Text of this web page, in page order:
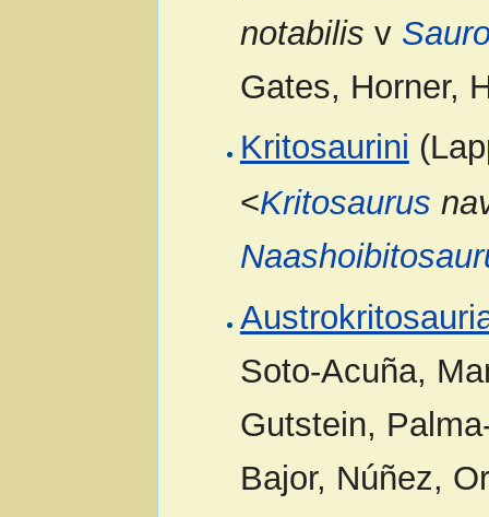
notabilis v
Gates, Horner,
Kritosaurini
<Kritosaurus
Soto-Acuña,
Gutstein,
Bajor, Núñez,